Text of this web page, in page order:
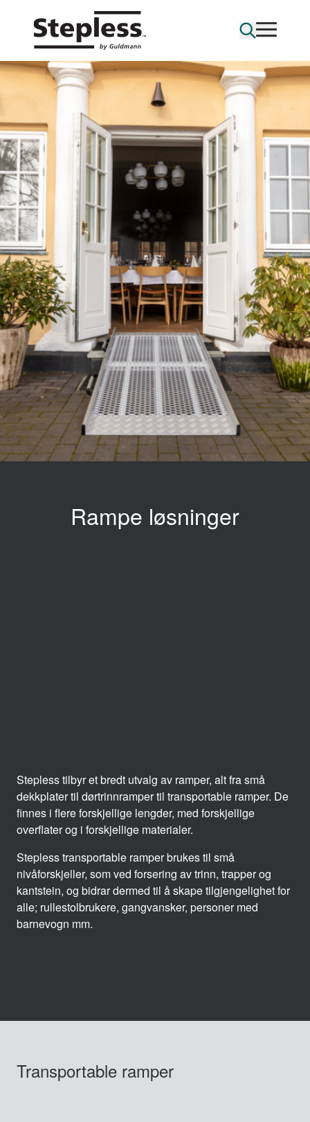
Rampe løsninger
Stepless tilbyr et bredt utvalg av ramper, alt fra små
dekkplater til dørtrinnramper til transportable ramper. De
finnes i flere forskjellige lengder, med forskjellige
overflater og i forskjellige materialer.
Stepless transportable ramper brukes til små
nivåforskjeller, som ved forsering av trinn, trapper og
kantstein, og bidrar dermed til å skape tilgjengelighet for
alle; rullestolbrukere, gangvansker, personer med
barnevogn mm.
Transportable ramper